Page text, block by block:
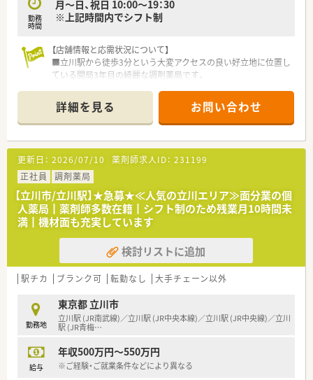
勤務
時間
月～日、祝日 10:00～19：30
※上記時間内でシフト制
【店舗情報と応需状況について】
■立川駅から徒歩3分という大変アクセスの良い好立地に位置し
ている開局3年目の綺麗な調剤薬局です。
り約70枚の処方箋を応需しています。
■薬剤師は常時3名体制で事務員も2名から3名体制となってお
り、1000品目の医薬品を取り扱っています。
【法人特徴について】
■中央線沿線を中心に立川市と八王子市で合計3店舗の調剤薬局
を展開している地域密着型の企業です。
■すべての店舗がターミナル駅の近隣に立地しているため、通勤
のストレスがなく快適に通うことができます。
■調剤薬局事業以外にも多角的に事業を展開しており、経営基盤
がしっかりとした安定性のある企業です。
【こんな方にオススメ】
■駅から徒歩5分圏内の通勤に便利な職場で、通勤によるストレ
スを減らして快適に働きたい方にオススメです。
しっかりと評価してほしい方にオススメです。
■心療内科や精神科の専門知識を深め、薬剤師としての専門性を
さらに高めていきたいという方にオススメです。
詳細を見る お問い合わせ
更新日： 2026/07/10 薬剤師求人ID： 231199
正社員
調剤薬局
【立川市/立川駅】★急募★≪人気の立川エリア≫面分業の個
人薬局┃薬剤師多数在籍┃シフト制のため残業月10時間未
満┃機材面も充実しています
検討リストに追加
駅チカ ブランク可 転勤なし 大手チェーン以外
勤務地
東京都 立川市
立川駅 (JR南武線)／立川駅 (JR中央本線)／立川駅 (JR中央線)／立川
駅 (JR青梅…
給与
年収500万円～550万円
※ご経験・ご就業条件などにより異なる